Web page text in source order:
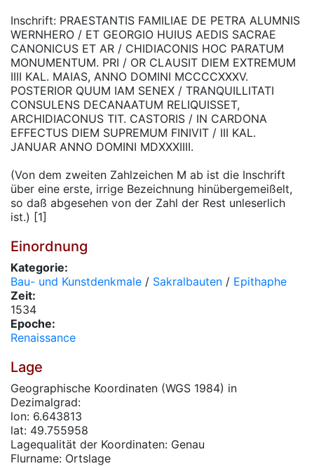
Inschrift: PRAESTANTIS FAMILIAE DE PETRA ALUMNIS
WERNHERO / ET GEORGIO HUIUS AEDIS SACRAE
CANONICUS ET AR / CHIDIACONIS HOC PARATUM
MONUMENTUM. PRI / OR CLAUSIT DIEM EXTREMUM
IIII KAL. MAIAS, ANNO DOMINI MCCCCXXXV.
POSTERIOR QUUM IAM SENEX / TRANQUILLITATI
CONSULENS DECANAATUM RELIQUISSET,
ARCHIDIACONUS TIT. CASTORIS / IN CARDONA
EFFECTUS DIEM SUPREMUM FINIVIT / III KAL.
JANUAR ANNO DOMINI MDXXXIIII.
(Von dem zweiten Zahlzeichen M ab ist die Inschrift
über eine erste, irrige Bezeichnung hinübergemeißelt,
so daß abgesehen von der Zahl der Rest unleserlich
ist.) [1]
Einordnung
Kategorie:
Bau- und Kunstdenkmale / Sakralbauten / Epithaphe
Zeit:
1534
Epoche:
Renaissance
Lage
Geographische Koordinaten (WGS 1984) in
Dezimalgrad:
lon: 6.643813
lat: 49.755958
Lagequalität der Koordinaten: Genau
Flurname: Ortslage